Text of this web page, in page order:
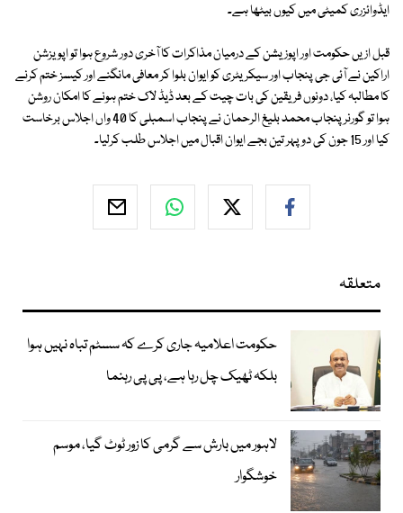
ایڈوائزری کمیٹی میں کیوں بیٹھا ہے۔
قبل ازیں حکومت اور اپوزیشن کے درمیان مذاکرات کا آخری دور شروع ہوا تو اپویزشن
اراکین نے آئی جی پنجاب اور سیکریٹری کو ایوان بلوا کر معافی مانگنے اور کیسز ختم کرنے
کا مطالبہ کیا، دونوں فریقین کی بات چیت کے بعد ڈیڈ لاک ختم ہونے کا امکان روشن
ہوا تو گورنر پنجاب محمد بلیغ الرحمان نے پنجاب اسمبلی کا 40 واں اجلاس برخاست
کیا اور 15 جون کی دوپہر تین بجے ایوان اقبال میں اجلاس طلب کرلیا۔
متعلقہ
حکومت اعلامیہ جاری کرے کہ سسٹم تباہ نہیں ہوا
بلکہ ٹھیک چل رہا ہے، پی پی رہنما
لاہور میں بارش سے گرمی کا زور ٹوٹ گیا، موسم
خوشگوار